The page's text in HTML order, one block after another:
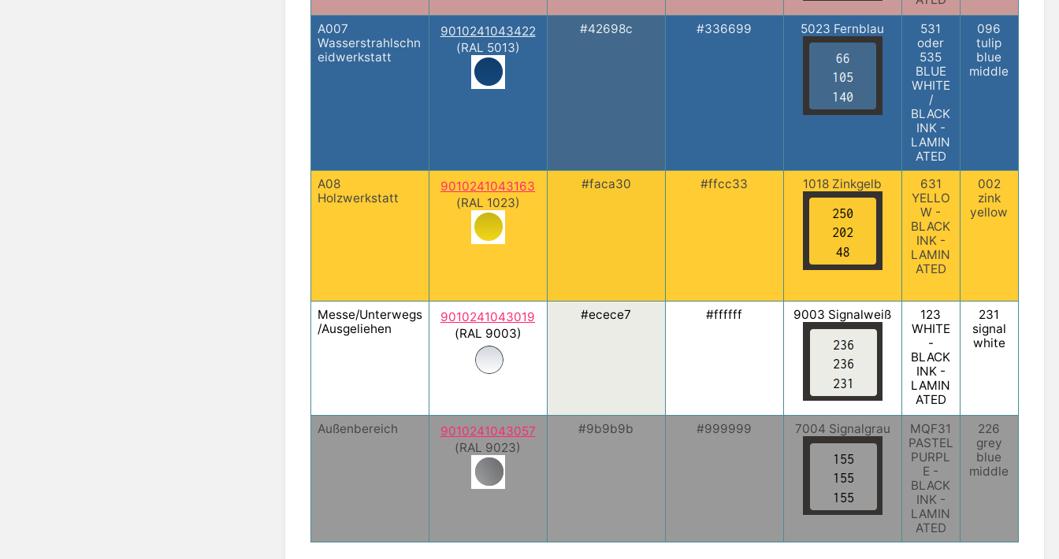
A007
Wasserstrahlschn
eidwerkstatt
9010241043422
(RAL 5013)
#42698c #336699 5023 Fernblau
531
oder
535
BLUE
WHITE
/
BLACK
INK -
LAMIN
ATED
096
tulip
blue
middle
A08
Holzwerkstatt
9010241043163
(RAL 1023)
#faca30 #ffcc33 1018 Zinkgelb
631
YELLO
W -
BLACK
INK -
LAMIN
ATED
002
zink
yellow
Messe/Unterwegs
/Ausgeliehen
9010241043019
(RAL 9003)
#ecece7 #ffffff 9003 Signalweiß
123
WHITE
-
BLACK
INK -
LAMIN
ATED
231
signal
white
Außenbereich
9010241043057
(RAL 9023)
#9b9b9b #999999 7004 Signalgrau
MQF31
PASTEL
PURPL
E -
BLACK
INK -
LAMIN
ATED
226
grey
blue
middle